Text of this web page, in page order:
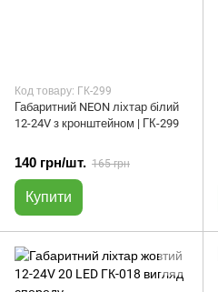
Код товару: ГК-299
Габаритний NEON ліхтар білий
12-24V з кронштейном | ГК-299
140 грн/шт. 165 грн
Купити